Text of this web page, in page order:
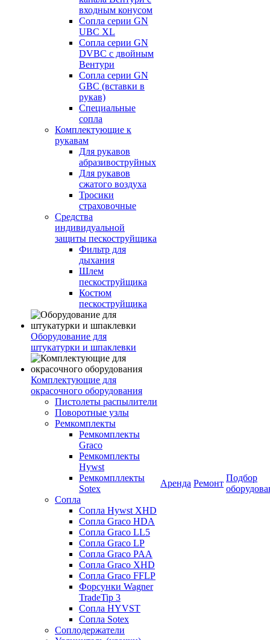
входным конусом
Сопла серии GN
UBC XL
Сопла серии GN
DVBC с двойным
Вентури
Сопла серии GN
GBC (вставки в
рукав)
Специальные
сопла
Комплектующие к
рукавам
Для рукавов
абразивоструйных
Для рукавов
сжатого воздуха
Тросики
страховочные
Средства
индивидуальной
защиты пескоструйщика
Фильтр для
дыхания
Шлем
пескоструйщика
Костюм
пескоструйщика
Оборудование для
штукатурки и шпаклевки
Комплектующие для
окрасочного оборудования
Пистолеты распылители
Поворотные узлы
Ремкомплекты
Ремкомплекты
Graco
Ремкомплекты
Hywst
Ремкомпллекты
Sotex
Сопла
Сопла Hywst XHD
Сопла Graco HDA
Сопла Graco LL5
Сопла Graco LP
Сопла Graco PAA
Сопла Graco XHD
Сопла Graco FFLP
Форсунки Wagner
TradeTip 3
Сопла HYVST
Сопла Sotex
Соплодержатели
Аренда Ремонт
Подбор